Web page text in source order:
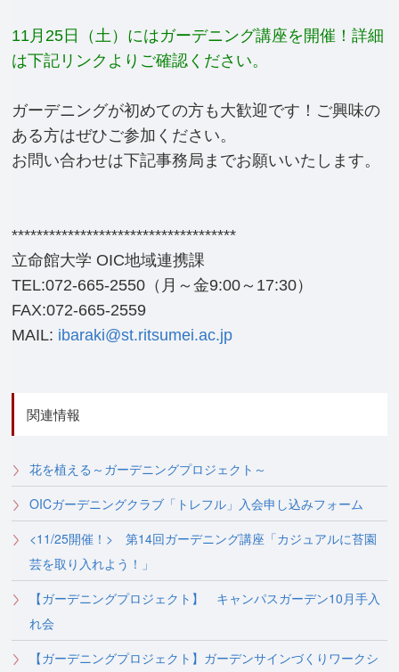
11月25日（土）にはガーデニング講座を開催！詳細
は下記リンクよりご確認ください。
ガーデニングが初めての方も大歓迎です！ご興味の
ある方はぜひご参加ください。
お問い合わせは下記事務局までお願いいたします。
************************************
立命館大学 OIC地域連携課
TEL:072-665-2550（月～金9:00～17:30）
FAX:072-665-2559
MAIL: ibaraki@st.ritsumei.ac.jp
関連情報
花を植える～ガーデニングプロジェクト～
OICガーデニングクラブ「トレフル」入会申し込みフォーム
<11/25開催！> 第14回ガーデニング講座「カジュアルに苔園
芸を取り入れよう！」
【ガーデニングプロジェクト】 キャンパスガーデン10月手入
れ会
【ガーデニングプロジェクト】ガーデンサインづくりワークシ